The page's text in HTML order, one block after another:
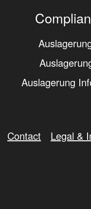
Auslagerung
Contact Legal &